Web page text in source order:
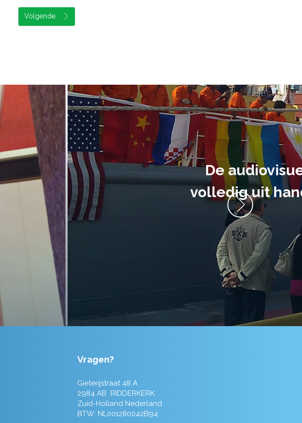
ons evenement heb ik
is een aanrader! Alles
Vragen?
Gieterijstraat 48 A
2984 AB RIDDERKERK
Zuid-Holland Nederland
BTW: NL001280042B94